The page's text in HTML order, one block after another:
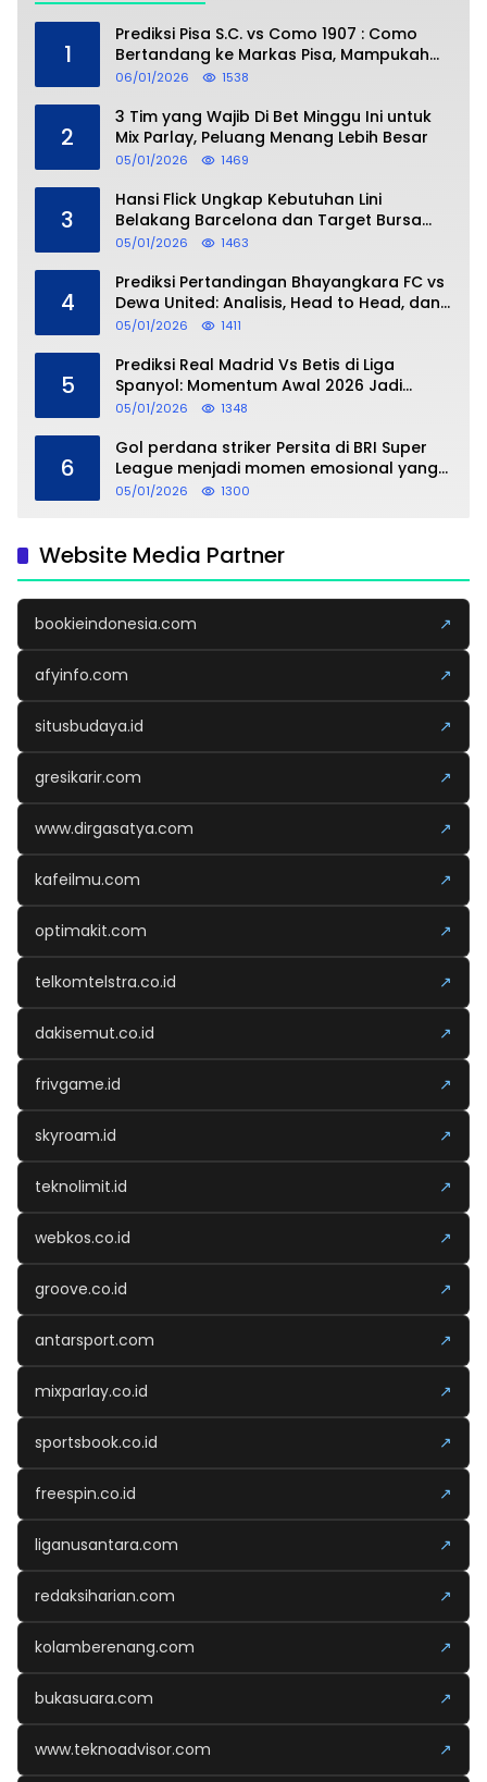
1
Prediksi Pisa S.C. vs Como 1907 : Como
Bertandang ke Markas Pisa, Mampukah
Asuhan Cesc Fàbregas Mencuri Poin?
06/01/2026 1538
2
3 Tim yang Wajib Di Bet Minggu Ini untuk
Mix Parlay, Peluang Menang Lebih Besar
05/01/2026 1469
3
Hansi Flick Ungkap Kebutuhan Lini
Belakang Barcelona dan Target Bursa
Transfer Januari
05/01/2026 1463
4
Prediksi Pertandingan Bhayangkara FC vs
Dewa United: Analisis, Head to Head, dan
Perkiraan Skor
05/01/2026 1411
5
Prediksi Real Madrid Vs Betis di Liga
Spanyol: Momentum Awal 2026 Jadi
Taruhan
05/01/2026 1348
6
Gol perdana striker Persita di BRI Super
League menjadi momen emosional yang
dipersembahkan untuk sang buah hati
05/01/2026 1300
Website Media Partner
bookieindonesia.com ↗
afyinfo.com ↗
situsbudaya.id ↗
gresikarir.com ↗
www.dirgasatya.com ↗
kafeilmu.com ↗
optimakit.com ↗
telkomtelstra.co.id ↗
dakisemut.co.id ↗
frivgame.id ↗
skyroam.id ↗
teknolimit.id ↗
webkos.co.id ↗
groove.co.id ↗
antarsport.com ↗
mixparlay.co.id ↗
sportsbook.co.id ↗
freespin.co.id ↗
liganusantara.com ↗
redaksiharian.com ↗
kolamberenang.com ↗
bukasuara.com ↗
www.teknoadvisor.com ↗